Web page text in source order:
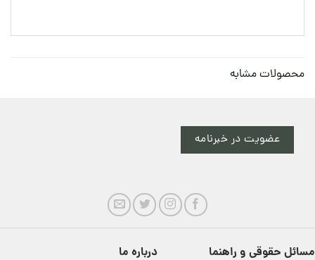
محصولات مشابه
عضویت در خبرنامه
مسائل حقوقی و راهنما درباره ما